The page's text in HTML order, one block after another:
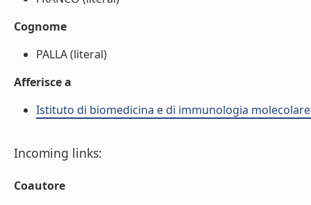
Cognome
PALLA (literal)
Afferisce a
Istituto di biomedicina e di immunologia
Incoming links:
Coautore